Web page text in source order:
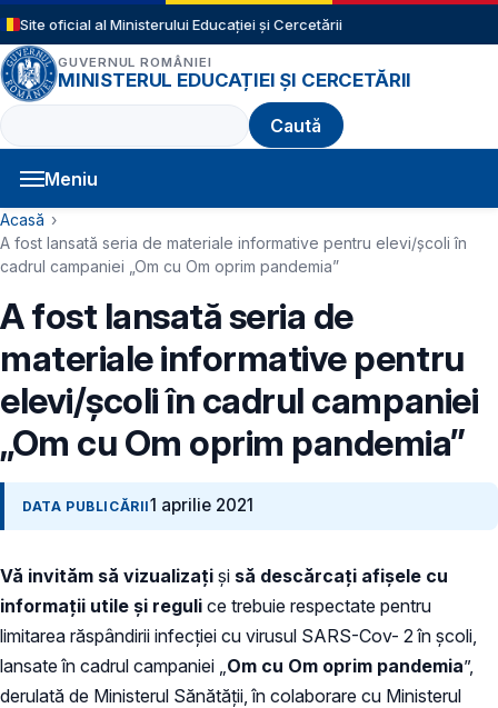
Sari la conținutul principal
Site oficial al Ministerului Educației și Cercetării
GUVERNUL ROMÂNIEI
MINISTERUL EDUCAȚIEI ȘI CERCETĂRII
Caută
Meniu
Navigație principală
Cale de navigare
Acasă
A fost lansată seria de materiale informative pentru elevi/școli în
cadrul campaniei „Om cu Om oprim pandemia”
A fost lansată seria de
materiale informative pentru
elevi/școli în cadrul campaniei
„Om cu Om oprim pandemia”
DATA PUBLICĂRII1 aprilie 2021
Vă invităm să vizualizați și să descărcați afișele cu
informații utile și reguli ce trebuie respectate pentru
limitarea răspândirii infecției cu virusul SARS-Cov- 2 în școli,
lansate în cadrul campaniei „ Om cu Om oprim pandemia”,
derulată de Ministerul Sănătății, în colaborare cu Ministerul